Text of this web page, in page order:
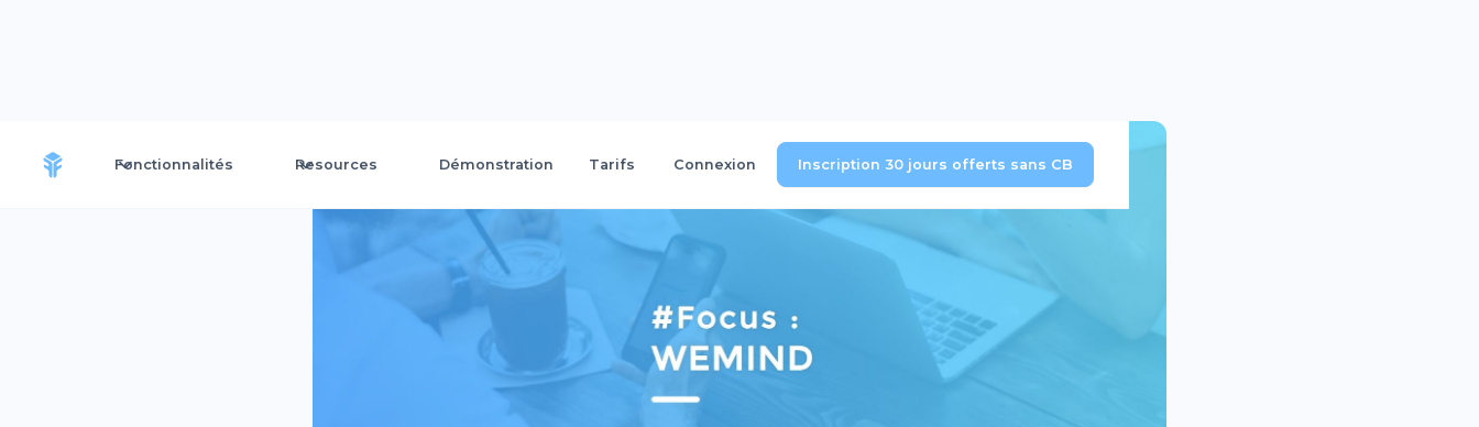
Fonctionnalités Resources Démonstration Tarifs Connexion Inscription 30 jours offerts sans CB